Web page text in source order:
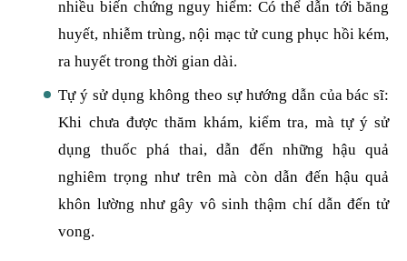
nhiều biến chứng nguy hiểm: Có thể dẫn tới băng
huyết, nhiễm trùng, nội mạc tử cung phục hồi kém,
ra huyết trong thời gian dài.
Tự ý sử dụng không theo sự hướng dẫn của bác sĩ:
Khi chưa được thăm khám, kiểm tra, mà tự ý sử
dụng thuốc phá thai, dẫn đến những hậu quả
nghiêm trọng như trên mà còn dẫn đến hậu quả
khôn lường như gây vô sinh thậm chí dẫn đến tử
vong.